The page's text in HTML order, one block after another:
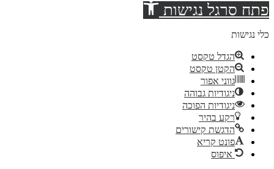
פתח סרגל נגישות
כלי נגישות
הגדל טקסט
הקטן טקסט
גווני אפור
ניגודיות גבוהה
ניגודיות הפוכה
רקע בהיר
הדגשת קישורים
פונט קריא
איפוס